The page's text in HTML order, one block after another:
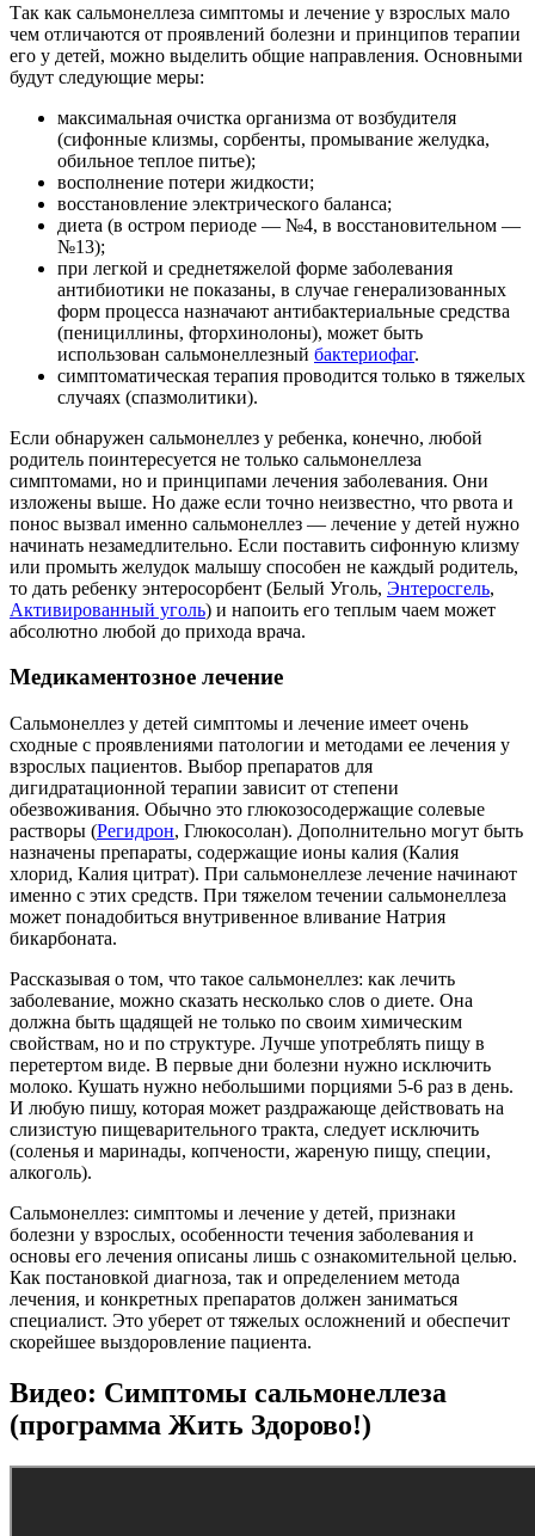
Так как сальмонеллеза симптомы и лечение у взрослых мало
чем отличаются от проявлений болезни и принципов терапии
его у детей, можно выделить общие направления. Основными
будут следующие меры:
максимальная очистка организма от возбудителя
(сифонные клизмы, сорбенты, промывание желудка,
обильное теплое питье);
восполнение потери жидкости;
восстановление электрического баланса;
диета (в остром периоде — №4, в восстановительном —
№13);
при легкой и среднетяжелой форме заболевания
антибиотики не показаны, в случае генерализованных
форм процесса назначают антибактериальные средства
(пенициллины, фторхинолоны), может быть
использован сальмонеллезный бактериофаг.
симптоматическая терапия проводится только в тяжелых
случаях (спазмолитики).
Если обнаружен сальмонеллез у ребенка, конечно, любой
родитель поинтересуется не только сальмонеллеза
симптомами, но и принципами лечения заболевания. Они
изложены выше. Но даже если точно неизвестно, что рвота и
понос вызвал именно сальмонеллез — лечение у детей нужно
начинать незамедлительно. Если поставить сифонную клизму
или промыть желудок малышу способен не каждый родитель,
то дать ребенку энтеросорбент (Белый Уголь, Энтеросгель,
Активированный уголь) и напоить его теплым чаем может
абсолютно любой до прихода врача.
Медикаментозное лечение
Сальмонеллез у детей симптомы и лечение имеет очень
сходные с проявлениями патологии и методами ее лечения у
взрослых пациентов. Выбор препаратов для
дигидратационной терапии зависит от степени
обезвоживания. Обычно это глюкозосодержащие солевые
растворы (Регидрон, Глюкосолан). Дополнительно могут быть
назначены препараты, содержащие ионы калия (Калия
хлорид, Калия цитрат). При сальмонеллезе лечение начинают
именно с этих средств. При тяжелом течении сальмонеллеза
может понадобиться внутривенное вливание Натрия
бикарбоната.
Рассказывая о том, что такое сальмонеллез: как лечить
заболевание, можно сказать несколько слов о диете. Она
должна быть щадящей не только по своим химическим
свойствам, но и по структуре. Лучше употреблять пищу в
перетертом виде. В первые дни болезни нужно исключить
молоко. Кушать нужно небольшими порциями 5-6 раз в день.
И любую пишу, которая может раздражающе действовать на
слизистую пищеварительного тракта, следует исключить
(соленья и маринады, копчености, жареную пищу, специи,
алкоголь).
Сальмонеллез: симптомы и лечение у детей, признаки
болезни у взрослых, особенности течения заболевания и
основы его лечения описаны лишь с ознакомительной целью.
Как постановкой диагноза, так и определением метода
лечения, и конкретных препаратов должен заниматься
специалист. Это уберет от тяжелых осложнений и обеспечит
скорейшее выздоровление пациента.
Видео: Симптомы сальмонеллеза
(программа Жить Здорово!)